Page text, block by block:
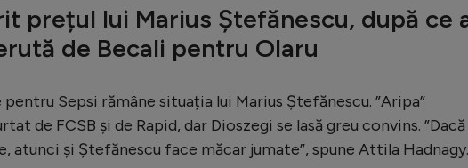
prețul lui Marius Ștefănescu, după ce
de Becali pentru Olaru
Sepsi rămâne situația lui Marius Ștefănescu. ”Aripa”
de FCSB și de Rapid, dar Dioszegi se lasă greu convins. ”Dacă
atunci și Ștefănescu face măcar jumate”, spune Attila Hadnagy.